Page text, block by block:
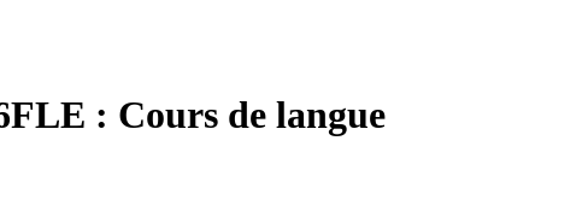
: Cours de langue